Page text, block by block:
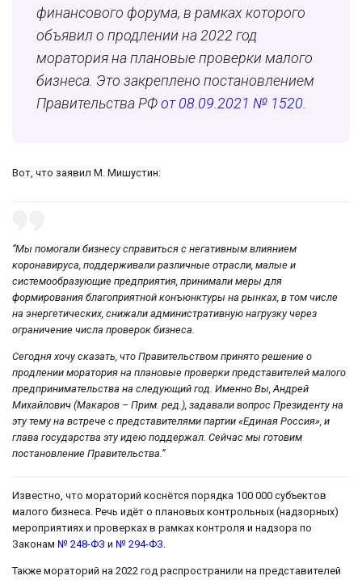
финансового форума, в рамках которого
объявил о продлении на 2022 год
моратория на плановые проверки малого
бизнеса. Это закреплено постановлением
Правительства РФот 08.09.2021 № 1520.
Вот, что заявил М. Мишустин:
“Мы помогали бизнесу справиться с негативным влиянием
коронавируса, поддерживали различные отрасли, малые и
системообразующие предприятия, принимали меры для
формирования благоприятной конъюнктуры на рынках, в том числе
на энергетических, снижали административную нагрузку через
ограничение числа проверок бизнеса.
Сегодня хочу сказать, что Правительством принято решение о
продлении моратория на плановые проверки представителей малого
предпринимательства на следующий год. Именно Вы, Андрей
Михайлович (Макаров – Прим. ред.), задавали вопрос Президенту на
эту тему на встрече с представителями партии «Единая Россия», и
глава государства эту идею поддержал. Сейчас мы готовим
постановление Правительства.”
Известно, что мораторий коснётся порядка 100 000 субъектов
малого бизнеса. Речь идёт о плановых контрольных (надзорных)
мероприятиях и проверках в рамках контроля и надзора по
Законам № 248-ФЗ и № 294-ФЗ.
Также мораторий на 2022 год распространили на представителей